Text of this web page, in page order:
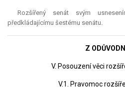
Rozšířený senát svým
předkládajícímu šestému senátu.
Z
V. Posouzení věci
V.1. Pravomoc